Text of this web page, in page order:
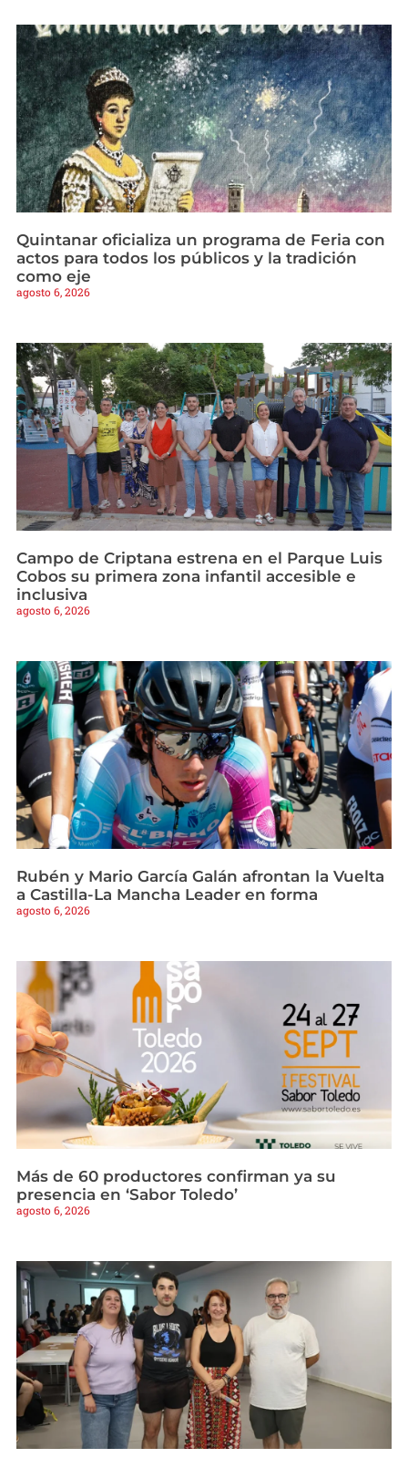
Quintanar oficializa un programa de Feria con
actos para todos los públicos y la tradición
como eje
agosto 6, 2026
Campo de Criptana estrena en el Parque Luis
Cobos su primera zona infantil accesible e
inclusiva
agosto 6, 2026
Rubén y Mario García Galán afrontan la Vuelta
a Castilla-La Mancha Leader en forma
agosto 6, 2026
Más de 60 productores confirman ya su
presencia en ‘Sabor Toledo’
agosto 6, 2026